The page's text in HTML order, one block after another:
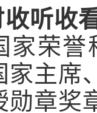
收听收
家荣誉
家主席
勋章奖